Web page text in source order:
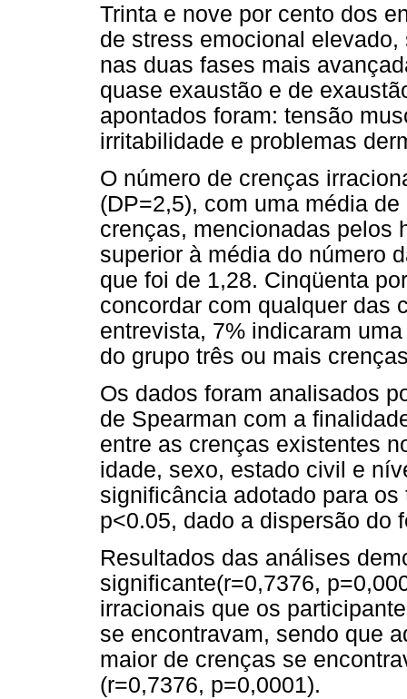
Trinta e nove por cento dos
de stress emocional
nas duas fases mais
quase exaustão e de
apontados foram: tensão
irritabilidade e problemas
O número de crenças
(DP=2,5), com uma média
crenças, mencionadas pelos
superior à média do número
que foi de 1,28. Cinqüenta
concordar com qualquer das
entrevista, 7% indicaram
do grupo três ou mais
Os dados foram analisados
de Spearman com a
entre as crenças existentes
idade, sexo, estado civil e
significância adotado para
p<0.05, dado a dispersão do
Resultados das análises
significante(r=0,7376,
irracionais que os
se encontravam, sendo que
maior de crenças se
(r=0,7376, p=0,0001).